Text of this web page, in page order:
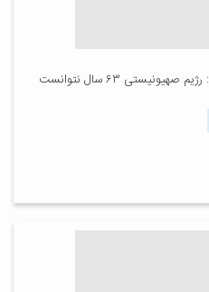
دکتر منوچهر متکی در دانشگاه کاشان: رژیم صهیونیستی ۶۳ سال نتوانست